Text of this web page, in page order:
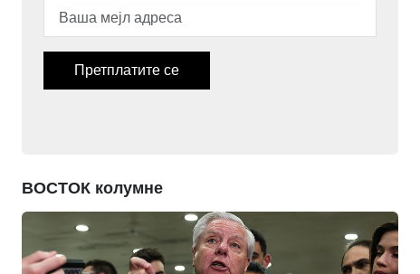
Претплатите се
ВОСТОК колумне